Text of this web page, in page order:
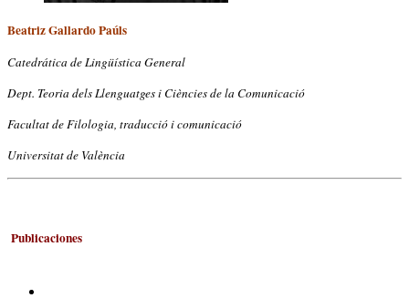
Beatriz Gallardo Paúls
Catedrática de Lingüística General
Dept. Teoria dels Llenguatges i Ciències de la Comunicació
Facultat de Filologia, traducció i comunicació
Universitat de València
Publicaciones